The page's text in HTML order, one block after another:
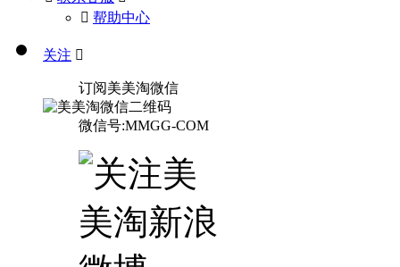
󰅃 帮助中心
关注 
订阅美美淘微信
微信号:MMGG-COM